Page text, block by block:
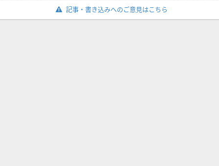
記事・書き込みへのご意見はこちら